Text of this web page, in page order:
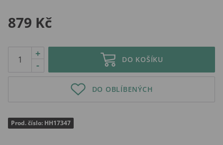
879 Kč
-
+
DO KOŠÍKU
DO OBLÍBENÝCH
Prod. číslo: HH17347